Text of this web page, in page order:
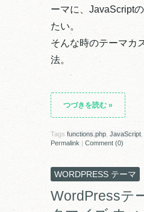
ーマに、JavaScript
たい。
そんな時のテーマカ
法。
つづきを読む »
Tags functions.php JavaScript
Permalink | Comment (0)
WORDPRESS テーマ
WordPressテ